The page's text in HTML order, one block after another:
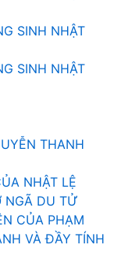
SINH NHẬT
SINH NHẬT
THANH
NHẬT LỆ
NGÃ DU TỬ
CỦA PHẠM
VÀ ĐẦY TÍNH